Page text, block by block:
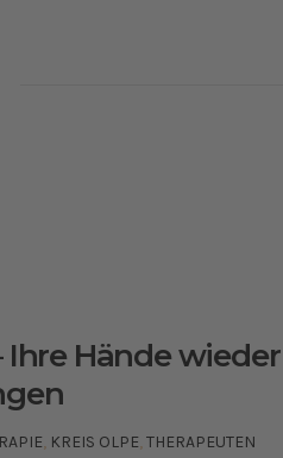
Ihre Hände
, KREIS OLPE,THERAPEUTEN